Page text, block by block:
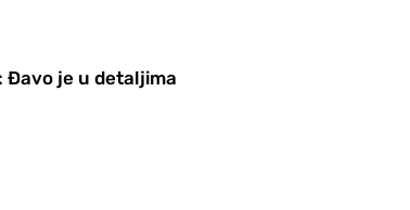
Đavo je u detaljima